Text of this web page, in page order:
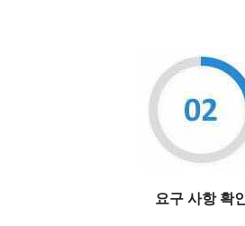
요구 사항 확